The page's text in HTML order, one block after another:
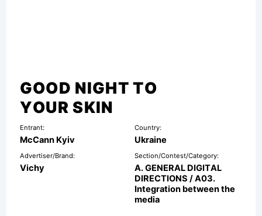
GOOD NIGHT TO
YOUR SKIN
Entrant:
McCann Kyiv
Country:
Ukraine
Advertiser/Brand:
Vichy
Section/Contest/Category:
A. GENERAL DIGITAL
DIRECTIONS / A03.
Integration between the
media